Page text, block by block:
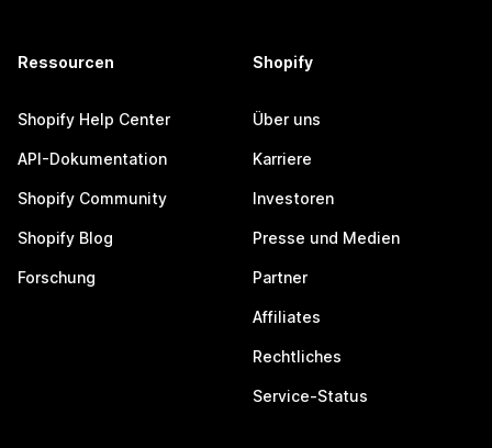
Ressourcen
Shopify Help Center
API-Dokumentation
Shopify Community
Shopify Blog
Forschung
Shopify
Über uns
Karriere
Investoren
Presse und Medien
Partner
Affiliates
Rechtliches
Service-Status